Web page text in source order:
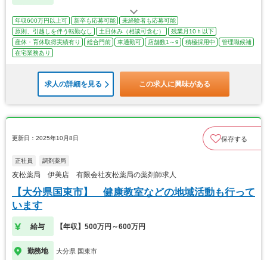
年収600万円以上可 新卒も応募可能
未経験者も応募可能
原則、引越しを伴う転勤なし
土日休み（相談可含む）
残業月10ｈ以下
産休・育休取得実績有り
総合門前 車通勤可 店舗数1～9 積極採用中
管理職候補
在宅業務あり
求人の詳細を見る この求人に興味がある
更新日：2025年10月8日 保存する
正社員 調剤薬局
友松薬局 伊美店 有限会社友松薬局の薬剤師求人
【大分県国東市】 健康教室などの地域活動も行って
います
給与 【年収】500万円～600万円
勤務地 大分県 国東市